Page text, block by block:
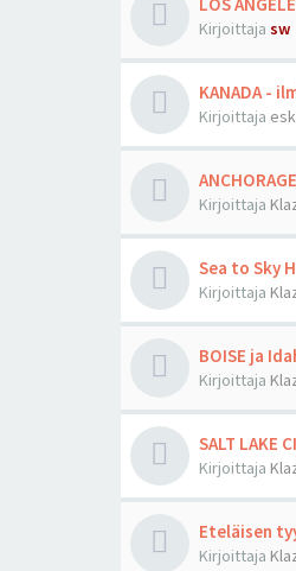
Kirjoittaja sw
KANADA -
Kirjoittaja
Kirjoittaja
Sea to Sky
Kirjoittaja
BOISE ja
Kirjoittaja
SALT LAKE
Kirjoittaja
Eteläisen
Kirjoittaja